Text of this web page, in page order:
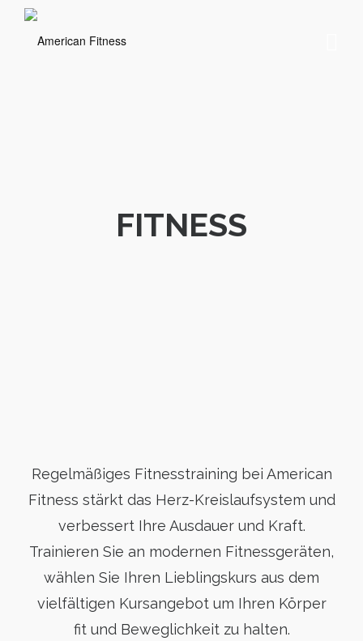
FITNESS
Regelmäßiges Fitnesstraining bei American
Fitness stärkt das Herz-Kreislaufsystem und
verbessert Ihre Ausdauer und Kraft.
Trainieren Sie an modernen Fitnessgeräten,
wählen Sie Ihren Lieblingskurs aus dem
vielfältigen Kursangebot um Ihren Körper
fit und Beweglichkeit zu halten.